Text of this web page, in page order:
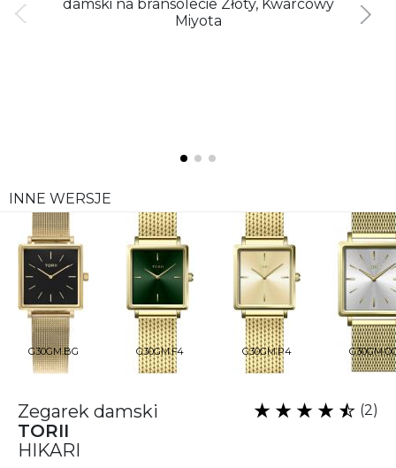
INNE WERSJE
G30GM.BG G30GM.F4 G30GM.P4
Zegarek damski
TORII
HIKARI
(2)